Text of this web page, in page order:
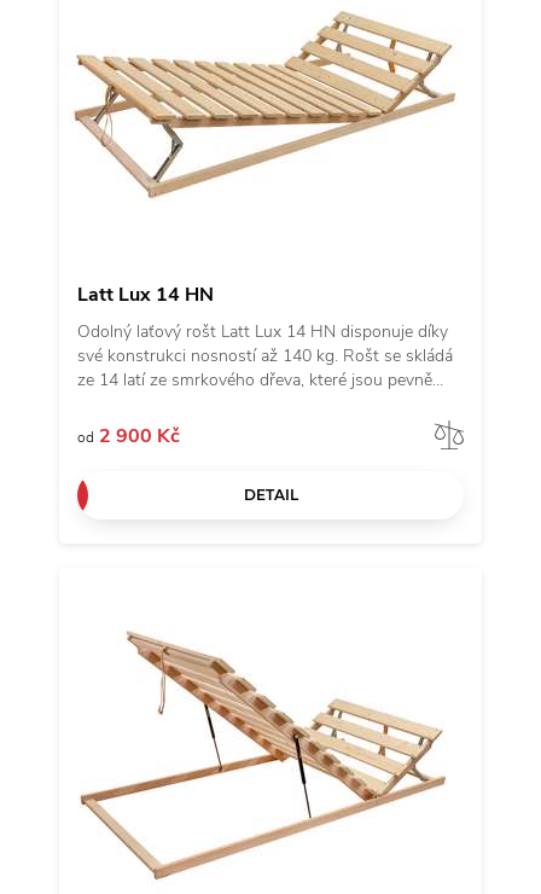
Latt Lux 14 HN
Odolný laťový rošt Latt Lux 14 HN disponuje díky
své konstrukci nosností až 140 kg. Rošt se skládá
ze 14 latí ze smrkového dřeva, které jsou pevně
možnosti polohování (hlava - nohy) poskytuje
Nadstandardní výdrž a odolnost jsou zajištěny
přídavnými zpevňujícími hranolkami. Zaoblené
od 2 900 Kč
DETAIL